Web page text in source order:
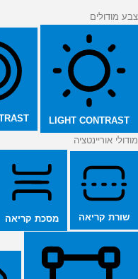
צבע מודולים
LIGHT CONTRAST
מודולי אוריינטציה
שורת קריאה מסכת קריאה